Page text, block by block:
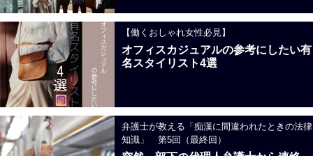
【働くおしゃれ女性必見】
オフィスカジュアルの参考にしたい有
名スタイリスト4選
弁護士が教える「痴漢に間違われたときの法律
知識」 第5回（最終回）